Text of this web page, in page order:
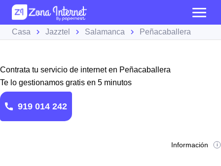
Casa Jazztel Salamanca Peñacaballera
Contrata tu servicio de internet en Peñacaballera
Te lo gestionamos gratis en 5 minutos
919 014 242
Información